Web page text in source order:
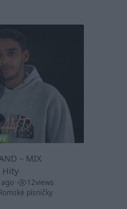
– MIX
Hity
12views
písničky